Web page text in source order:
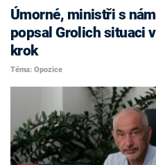
Úmorné, ministři s
popsal Grolich situaci
krok
Téma: Opozice